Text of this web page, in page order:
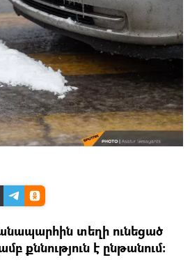
տեղի ունեցած
քննություն է ընթանում։